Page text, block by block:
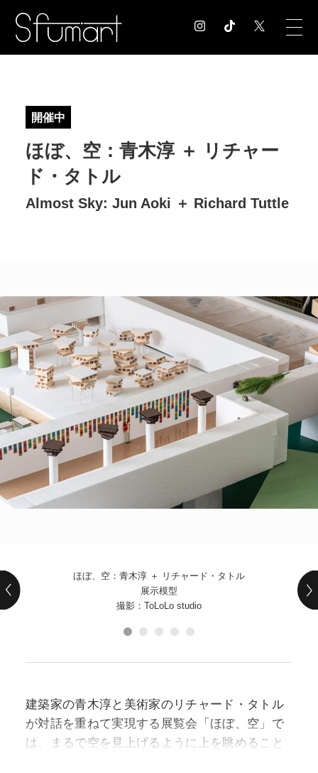
EXHIBITION 展覧会情報
MUSEUM
NEWS
POLICY COMPANY
開催中
ほぼ、空：⻘⽊淳 ＋ リチャー
ド・タトル
Almost Sky: Jun Aoki ＋ Richard Tuttle
ほぼ、空：⻘⽊淳 ＋ リチャード・タトル
展⽰模型
撮影：ToLoLo studio
建築家の⻘⽊淳と美術家のリチャード・タトル
が対話を重ねて実現する展覧会「ほぼ、空」で
は、まるで空を⾒上げるように上を眺めること